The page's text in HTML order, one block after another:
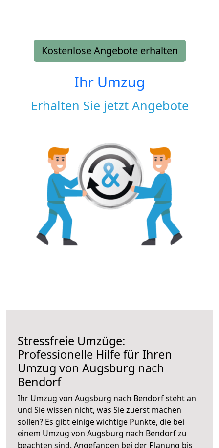
Kostenlose Angebote erhalten
Ihr Umzug
Erhalten Sie jetzt Angebote
Stressfreie Umzüge:
Professionelle Hilfe für Ihren
Umzug von Augsburg nach
Bendorf
Ihr Umzug von Augsburg nach Bendorf steht an
und Sie wissen nicht, was Sie zuerst machen
sollen? Es gibt einige wichtige Punkte, die bei
einem Umzug von Augsburg nach Bendorf zu
beachten sind. Angefangen bei der Planung bis